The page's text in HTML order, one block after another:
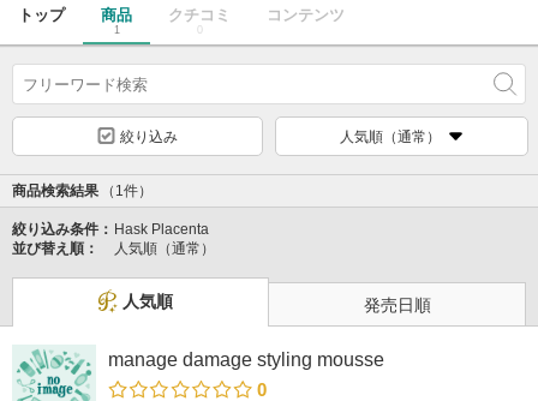
トップ 商品
1
クチコミ
0
コンテンツ
絞り込み 人気順（通常）
商品検索結果 （1件）
絞り込み条件： Hask Placenta
並び替え順：
人気順（通常）
人気順 発売日順
manage damage styling mousse
0